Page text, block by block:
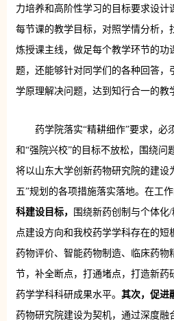
力培养和高阶性学习的目标要求设计
每节课的教学目标，对照学情分析，
炼授课主线，做足每个教学环节的功
题，还能够针对同学们的各种回答，
学原理解决问题，达到知行合一的教
药学院落实“精耕细作”要求，必
和“强院兴校”的目标不放松，围绕问
将以山东大学创新药物研究院的建设
五”规划的各项措施落实落地。在工作
科建设目标，
围绕新药创制与个体化
点建设方向和我校药学学科存在的短
药物评价、智能药物制造、临床药物
节，补全断点，打通堵点，打造新药
药学学科科研成果水平。 其次，促进
药物研究院建设为契机，通过深度融